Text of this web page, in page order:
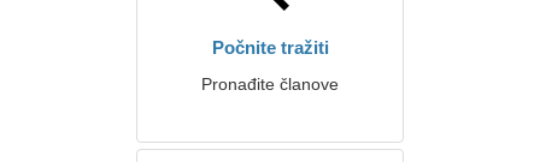
Počnite tražiti
Pronađite članove